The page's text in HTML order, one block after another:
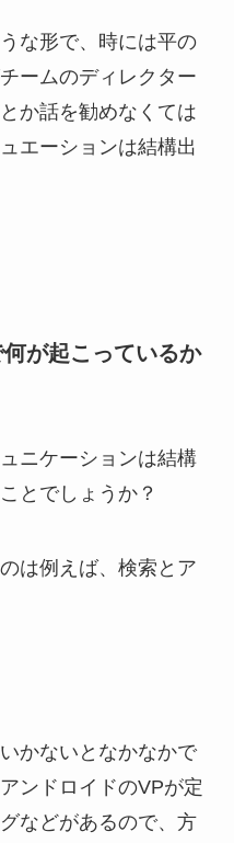
な形で、時には平の
ームのディレクター
か話を勧めなくては
エーションは結構出
が起こっているか
ニケーションは結構
とでしょうか？
は例えば、検索とア
かないとなかなかで
ンドロイドのVPが定
などがあるので、方